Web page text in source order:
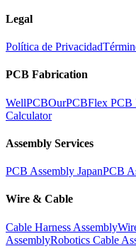
Legal
Política de Privacidad
PCB Fabrication
WellPCBOurPCBFlex PCB
Calculator
Assembly Services
PCB Assembly JapanPCB
Wire & Cable
Cable Harness Assembly
AssemblyRobotics Cable